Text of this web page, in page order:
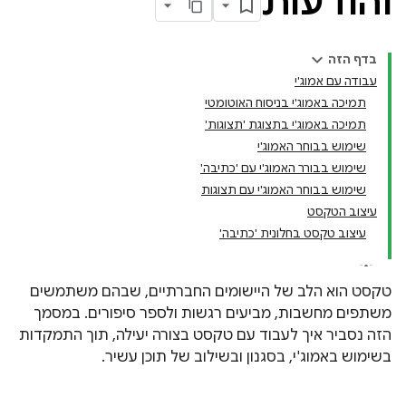
בדף הזה
עבודה עם אמוג'י
תמיכה באמוג'י בניסוח האוטומטי
תמיכה באמוג'י בתצוגת 'תצוגות'
שימוש בבוחר האמוג'י
שימוש בבורר האמוג'י עם 'כתיבה'
שימוש בבוחר האמוג'י עם תצוגות
עיצוב הטקסט
עיצוב טקסט בחלונית 'כתיבה'
טקסט הוא הלב של היישומים החברתיים, שבהם משתמשים
משתפים מחשבות, מביעים רגשות ולספר סיפורים. במסמך
הזה נסביר איך לעבוד עם טקסט בצורה יעילה, תוך התמקדות
בשימוש באמוג'י, בסגנון ובשילוב של תוכן עשיר.